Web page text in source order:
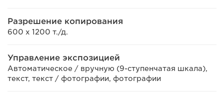
Разрешение копирования
600 x 1200 т./д.
Управление экспозицией
Автоматическое / вручную (9-ступенчатая шкала),
текст, текст / фотографии, фотографии